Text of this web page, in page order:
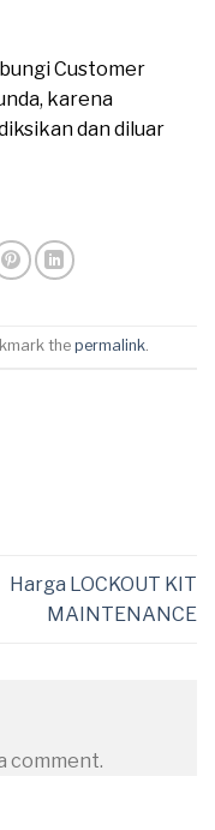
Customer
karena
dan diluar
thepermalink.
Harga LOCKOUT KIT
MAINTENANCE
comment.